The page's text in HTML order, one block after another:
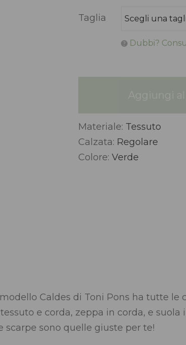
Taglia
Dubbi?
Aggiungi
Alternative:
Materiale: Tessuto
Calzata: Regolare
Colore: Verde
Caldes di Toni Pons ha tutte le
e corda, zeppa in corda, e suola
sono quelle giuste per te!